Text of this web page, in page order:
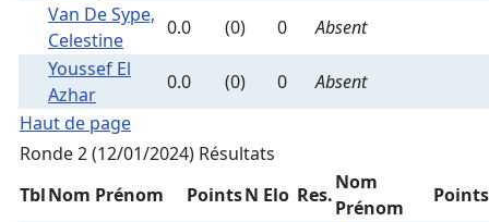
Van De Sype,
Celestine
0.0 (0) 0
Absent
Youssef El
Azhar
0.0 (0) 0
Absent
Haut de page
Ronde 2 (12/01/2024) Résultats
TblNom Prénom PointsN Elo Res.
Nom
Prénom
Points